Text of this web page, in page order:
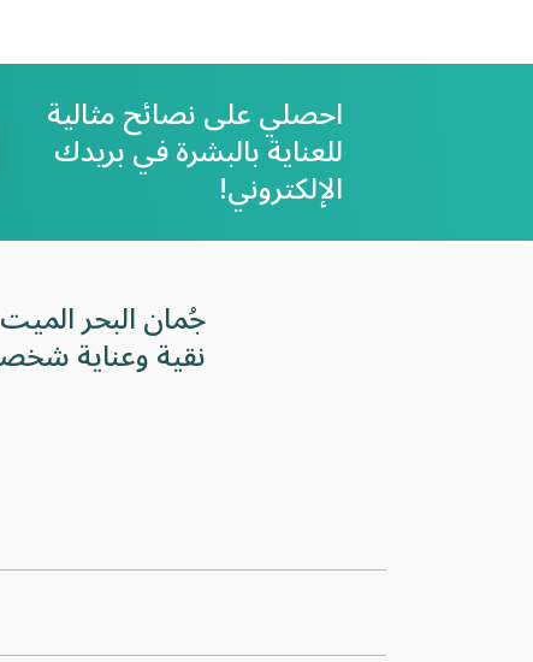
احصلي على نصائح مثالية
للعناية بالبشرة في بريدك
الإلكتروني!
جُمان البحر
نقية وعناية